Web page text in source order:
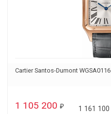
Cartier Santos-Dumont WGSA0116
1 105 200 ₽ 1 161 100